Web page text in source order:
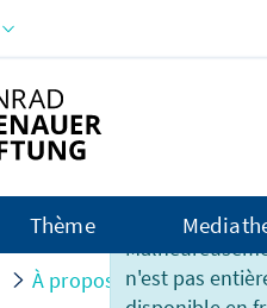
n'est pas
Thème
À propos de nous